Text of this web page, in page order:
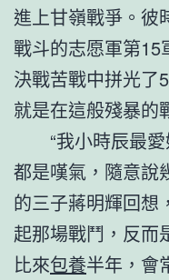
進上甘嶺戰爭。彼
戰斗的志愿軍第15
決戰苦戰中拼光了
就是在這般殘暴的
“我小時辰最愛
都是嘆氣，隨意說
的三子蔣明輝回想
起那場戰鬥，反而
比來包養半年，會